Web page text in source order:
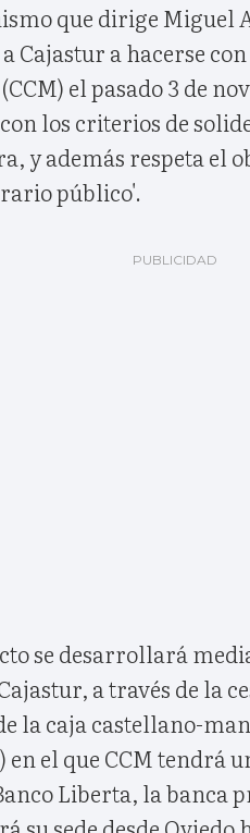
que dirige Miguel
Cajastur a hacerse
el pasado 3 de
los criterios de
y además respeta el
público'.
se desarrollará
a través de la
la caja castellano-
en el que CCM tendrá
Liberta, la banca